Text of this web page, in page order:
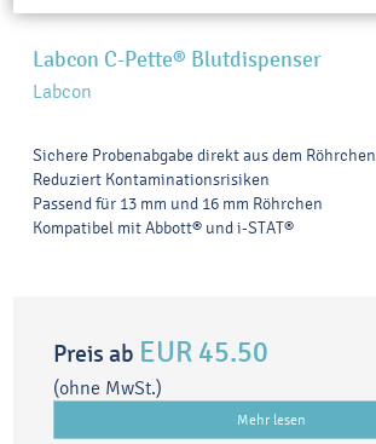
Labcon C-Pette® Blutdispenser
Labcon
Sichere Probenabgabe direkt aus dem Röhrchen
Reduziert Kontaminationsrisiken
Passend für 13 mm und 16 mm Röhrchen
Kompatibel mit Abbott® und i-STAT®
Preis ab EUR 45.50
(ohne MwSt.)
Mehr lesen